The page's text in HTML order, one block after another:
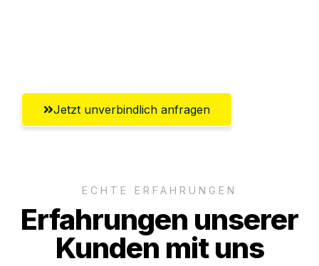
Jetzt unverbindlich anfragen
ECHTE ERFAHRUNGEN
Erfahrungen unserer
Kunden mit uns